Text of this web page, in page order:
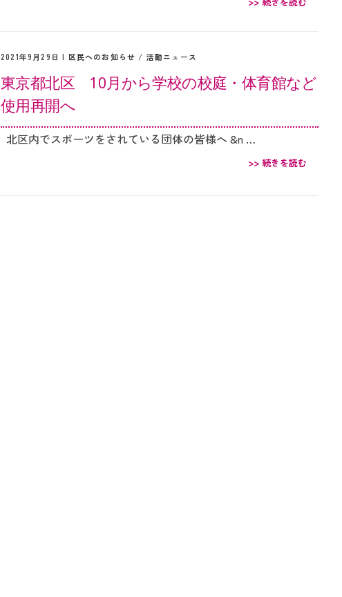
2021年9月29日 | 区民へのお知らせ / 活動ニュース
東京都北区 10月から学校の校庭・体育館など
使用再開へ
北区内でスポーツをされている団体の皆様へ &n …
>> 続きを読む